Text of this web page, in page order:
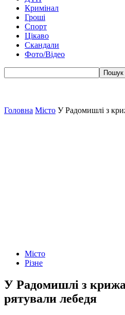
Кримінал
Гроші
Спорт
Цікаво
Скандали
Фото/Відео
Головна Місто У Радомишлі з
Місто
Різне
У Радомишлі з
рятували лебедя